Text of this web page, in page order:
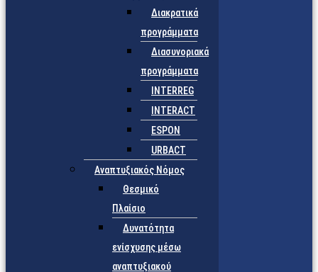
Διακρατικά
προγράμματα
Διασυνοριακά
προγράμματα
INTERREG
INTERACT
ESPON
URBACT
Αναπτυξιακός Νόμος
Θεσμικό
Πλαίσιο
Δυνατότητα
ενίσχυσης μέσω
αναπτυξιακού